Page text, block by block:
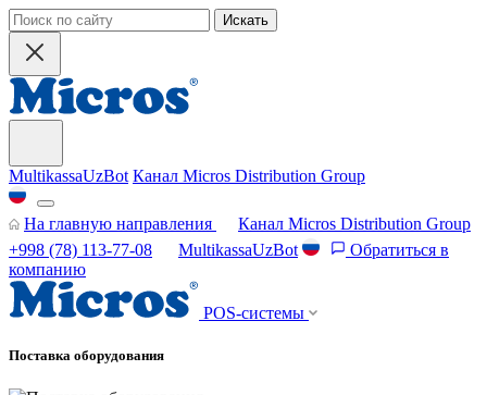
Искать
MultikassaUzBot Канал Micros Distribution Group
На главную направления
Канал Micros Distribution Group
+998 (78) 113-77-08
MultikassaUzBot
Обратиться в
компанию
POS-системы
Поставка оборудования